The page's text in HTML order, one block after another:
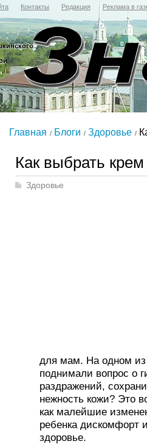
Контакты Редакция Реклама в
Главная Блоги Здоровье
Как выбрать
Здоровье
для мам. На одном из
поднимали вопрос о
раздражений,
нежность кожи? Это
как малейшие
ребенка дискомфорт
здоровье.